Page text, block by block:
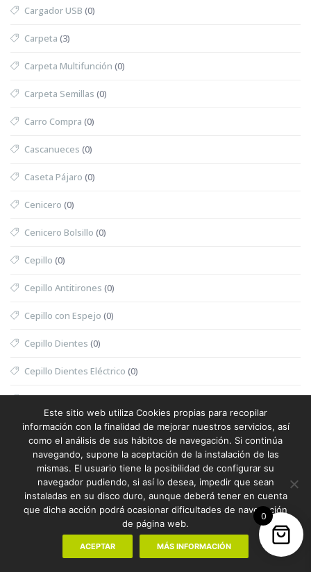
Cargador USB (0)
Carpeta (3)
Carpeta Multifunción (0)
Carpeta Semillas (0)
Carro Compra (0)
Cascanueces (0)
Caseta Pájaro (0)
Cenicero (0)
Cenicero Bolsillo (0)
Cepillo (0)
Cepillo Antitirones (0)
Cepillo con Espejo (0)
Cepillo Dientes (0)
Cepillo Dientes Eléctrico (0)
Cepillo Exfoliante(0)
Cepillo Exfoliante Masajeador(0)
Cepillo Limpiador(0)
Cepillo Mascotas(0)
Cesta (0)
Cesta Halloween(0)
0
Este sitio web utiliza Cookies propias para recopilar
información con la finalidad de mejorar nuestros servicios, así
como el análisis de sus hábitos de navegación. Si continúa
navegando, supone la aceptación de la instalación de las
mismas. El usuario tiene la posibilidad de configurar su
navegador pudiendo, si así lo desea, impedir que sean
instaladas en su disco duro, aunque deberá tener en cuenta
que dicha acción podrá ocasionar dificultades de navegación
de página web.
ACEPTAR MÁS INFORMACIÓN